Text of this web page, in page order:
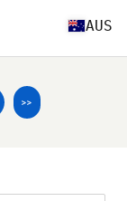
AUS
>>